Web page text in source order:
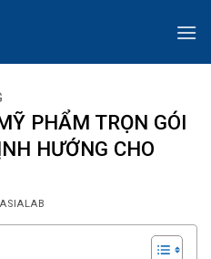
PHẨM TRỌN GÓI
HƯỚNG CHO
ASIALAB